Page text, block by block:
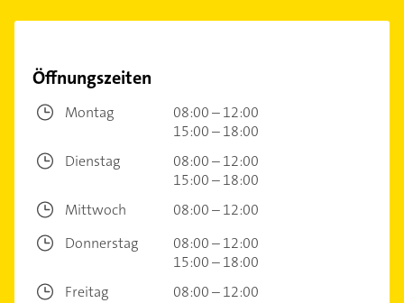
Öffnungszeiten
Montag
08:00 – 12:00
15:00 – 18:00
Dienstag
08:00 – 12:00
15:00 – 18:00
Mittwoch
08:00 – 12:00
Donnerstag
08:00 – 12:00
15:00 – 18:00
Freitag
08:00 – 12:00